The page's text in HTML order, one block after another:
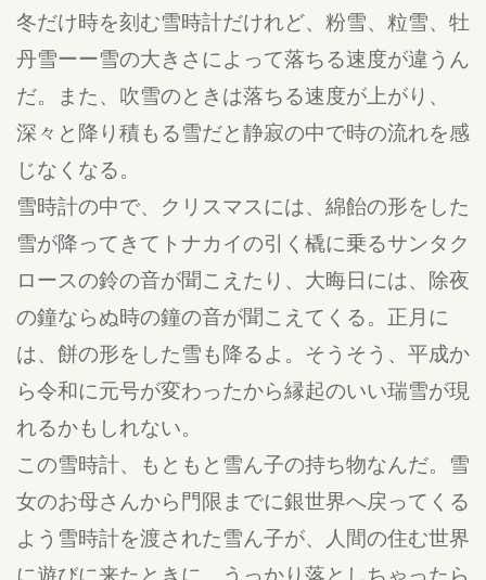
冬だけ時を刻む雪時計だけれど、粉雪、粒雪、牡
丹雪ーー雪の大きさによって落ちる速度が違うん
だ。また、吹雪のときは落ちる速度が上がり、
深々と降り積もる雪だと静寂の中で時の流れを感
じなくなる。
雪時計の中で、クリスマスには、綿飴の形をした
雪が降ってきてトナカイの引く橇に乗るサンタク
ロースの鈴の音が聞こえたり、大晦日には、除夜
の鐘ならぬ時の鐘の音が聞こえてくる。正月に
は、餅の形をした雪も降るよ。そうそう、平成か
ら令和に元号が変わったから縁起のいい瑞雪が現
れるかもしれない。
この雪時計、もともと雪ん子の持ち物なんだ。雪
女のお母さんから門限までに銀世界へ戻ってくる
よう雪時計を渡された雪ん子が、人間の住む世界
に遊びに来たときに、うっかり落としちゃったら